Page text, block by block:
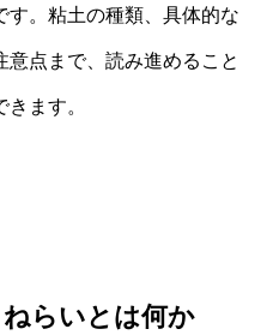
す。粘土の種類、具体的な
点まで、読み進めること
ます。
らいとは何か